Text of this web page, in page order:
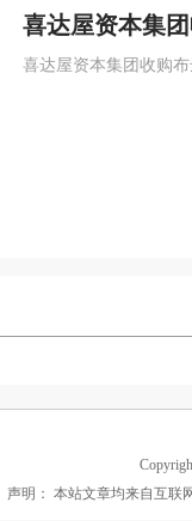
喜达屋资本集
斯酒店
喜达屋资本集团收购
声明： 本站文章均来自互联